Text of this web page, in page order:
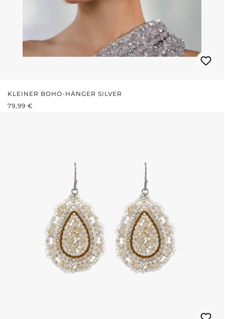
KLEINER BOHO-HÄNGER SILVER
REGULÄRER PREIS:
79,99 €